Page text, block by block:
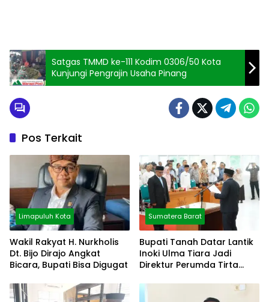
Satgas TMMD ke-111 Kodim 0306/50 Kota
Kunjungi Pengrajin Usaha Pinang
Pos Terkait
Limapuluh Kota
Wakil Rakyat H. Nurkholis
Dt. Bijo Dirajo Angkat
Bicara, Bupati Bisa Digugat
Sumatera Barat
Bupati Tanah Datar Lantik
Inoki Ulma Tiara Jadi
Direktur Perumda Tirta